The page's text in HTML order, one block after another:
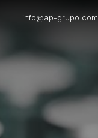
info@ap-grupo.com